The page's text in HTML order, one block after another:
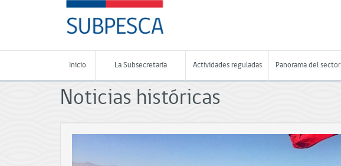
-
Subsecretaría
de
Pesca
Acuicultura
-
Chile
Inicio La Subsecretaría Actividades reguladas Panorama del sector
Noticias históricas